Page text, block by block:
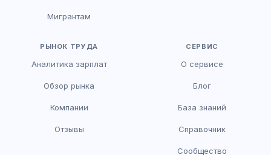
Мигрантам
РЫНОК ТРУДА
Аналитика зарплат
Обзор рынка
Компании
Отзывы
СЕРВИС
О сервисе
Блог
База знаний
Справочник
Сообщество
Здравствуйте! Я AI-консультант DriveJob.
помочь?